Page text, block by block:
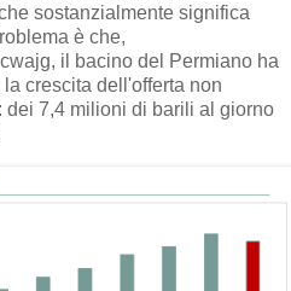
sostanzialmente significa
è che,
il bacino del Permiano ha
crescita dell'offerta non
7,4 milioni di barili al giorno